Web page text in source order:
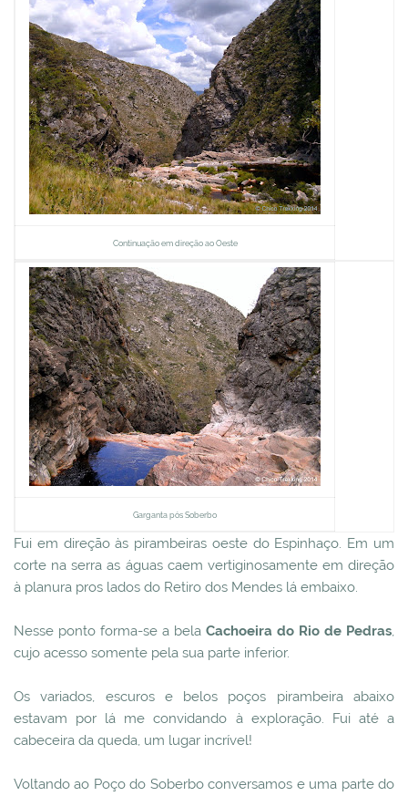
Continuação em direção ao Oeste
Garganta pós Soberbo
Fui em direção às pirambeiras oeste do Espinhaço. Em um
corte na serra as águas caem vertiginosamente em direção
à planura pros lados do Retiro dos Mendes lá embaixo.
Nesse ponto forma-se a bela Cachoeira do Rio de Pedras,
cujo acesso somente pela sua parte inferior.
Os variados, escuros e belos poços pirambeira abaixo
estavam por lá me convidando à exploração. Fui até a
cabeceira da queda, um lugar incrível!
Voltando ao Poço do Soberbo conversamos e uma parte do